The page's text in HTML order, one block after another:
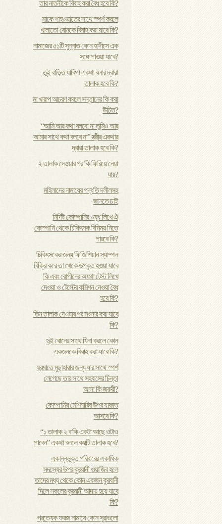
তার নাতনীকে বিবাহ করা বৈধ হবে কি?
মাকে শাহওয়াতের সাথে স্পর্শ করলে
খালাতো বোনকে বিবাহ করা যাবে কি?
নামাজের ৫১টি সুন্নাত কোন হাদীসে এক
সঙ্গে পাওয়া যাবে?
তুই বাড়িত যাবিগা একথা বলার দ্বারা
তালাক হবে কি?
মা খারাপ আচরণ করলে সন্তানের কি করা
উচিত?
“আমি আর কথা বলবো না তুমিও আর
আমার সাথে কথা বলবে না” স্ত্রীর একথার
দ্বারা তালাক হবে কি?
২ তালাক দেওয়ার পর কি ফিরিয়ে নেয়া
যায়?
মহিলাদের নামাযের পদ্ধতি দলীলসহ
জানতে চাই
নির্দিষ্ট কোম্পানির ওষুধ লিখে ঐ
কোম্পানি থেকে চিকিৎসক বিনিময় নিতে
পারবে কি?
চিকিৎসকের জন্য ফিজিশিয়ান স্যাম্পল
বিক্রি করে তা থেকে উপকৃত হওয়া যাবে
কি এবং রোগীদের অযথা টেস্ট লিখে
দেওয়া ও টেস্টের কমিশন নেওয়া বৈধ
হবে কি?
তিন তালাক দেওয়ার পর সংসার করা যাবে
কি?
দুই বোনের সাথে যিনা করলে কোন
একজনকে বিবাহ করা যাবে কি?
হুরমাতে মুছাহারার জন্য যার সাথে স্পর্শ
লেগেছে তার সাথে সহবাসের চিন্তা
আসা কি জরুরী?
কোম্পানির মেশিনারির উপর যাকাত
আসবে কি?
“১ তালাক ২ বাকি একটা আছে ওটাও
পাবেন” একথা বললে কয়টি তালাক হবে?
একান্নভুক্ত পরিবারের একাধিক
সদস্যের উপর কুরবানী ওয়াজিব হলে
তাদের মধ্য থেকে কোন একজন কুরবানী
দিলে সকলের কুরবানী আদায় হয়ে যাবে
কি?
প্রত্যেক ফরজ নামাযে কোন সুরাগুলো